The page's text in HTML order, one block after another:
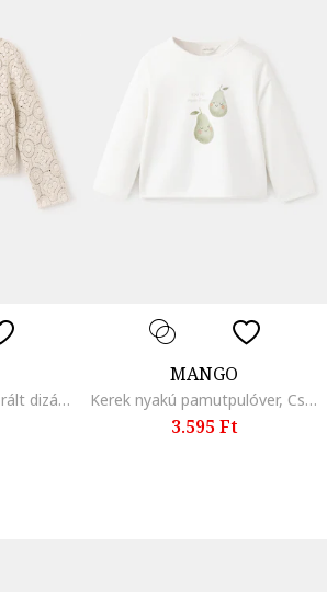
Kötött kardigán perforált dizájnnal, Világosbarna
MANGO
Kerek nyakú pamutpulóver, Csontszín/Halványzöld
3.595 Ft